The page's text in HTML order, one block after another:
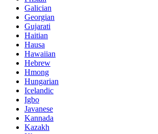
Galician
Georgian
Gujarati
Haitian
Hausa
Hawaiian
Hebrew
Hmong
Hungarian
Icelandic
Igbo
Javanese
Kannada
Kazakh